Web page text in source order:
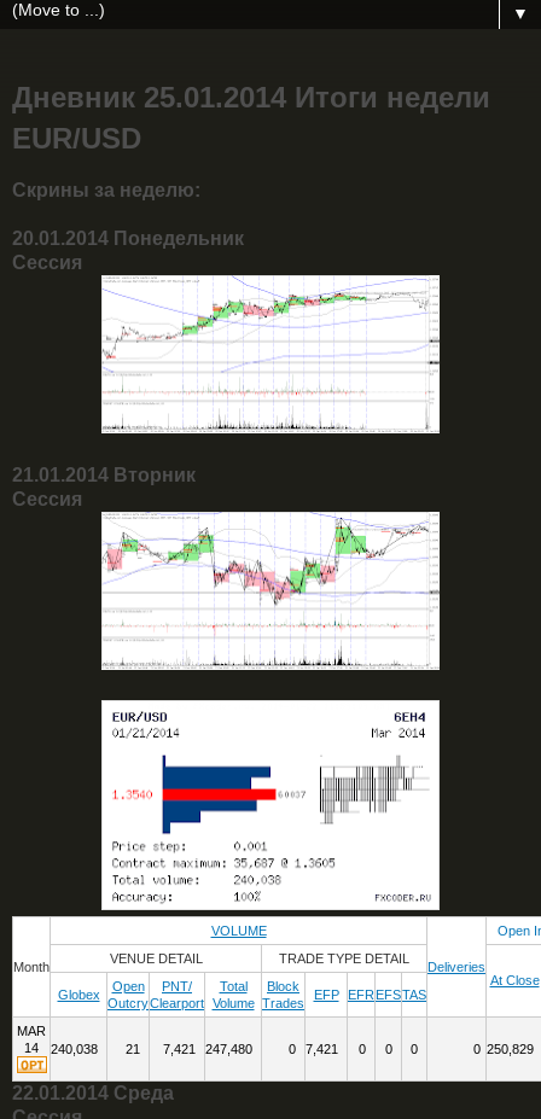
▼
Дневник 25.01.2014 Итоги недели
EUR/USD
Скрины за неделю:
20.01.2014 Понедельник
Сессия
21.01.2014 Вторник
Сессия
Month
VOLUME
Deliveries
Open
VENUE DETAIL
TRADE TYPE DETAIL
At Close
Globex
Open
Outcry
PNT/
Clearport
Total
Volume
Block
Trades
EFP EFREFSTAS
MAR
14
240,038 21 7,421 247,480 0 7,421 0 0 0 0 250,829
22.01.2014 Среда